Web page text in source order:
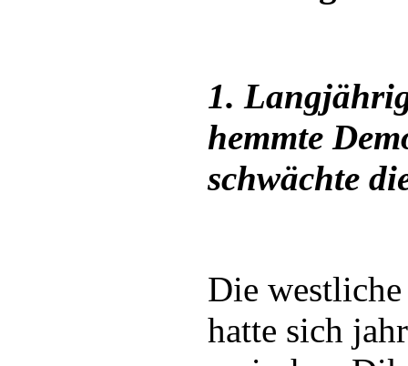
1.
hemmte
schwächte
Die
hatte sich